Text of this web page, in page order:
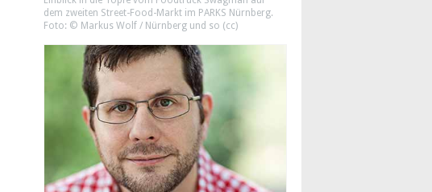
dem zweiten Street-Food-Markt im PARKS Nürnberg.
Foto: © Markus Wolf / Nürnberg und so (cc)